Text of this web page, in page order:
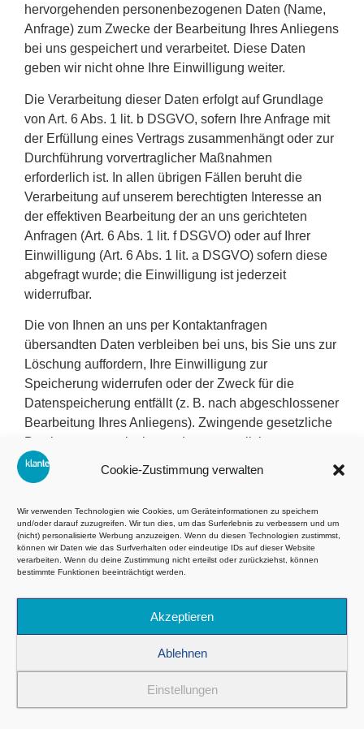
Cookie-Zustimmung verwalten
Wir verwenden Technologien wie Cookies, um Geräteinformationen zu speichern
und/oder darauf zuzugreifen. Wir tun dies, um das Surferlebnis zu verbessern und um
(nicht) personalisierte Werbung anzuzeigen. Wenn du diesen Technologien zustimmst,
können wir Daten wie das Surfverhalten oder eindeutige IDs auf dieser Website
verarbeiten. Wenn du deine Zustimmung nicht erteilst oder zurückziehst, können
bestimmte Funktionen beeinträchtigt werden.
Akzeptieren
Ablehnen
Einstellungen
hervorgehenden personenbezogenen Daten (Name,
Anfrage) zum Zwecke der Bearbeitung Ihres Anliegens
bei uns gespeichert und verarbeitet. Diese Daten
geben wir nicht ohne Ihre Einwilligung weiter.
Die Verarbeitung dieser Daten erfolgt auf Grundlage
von Art. 6 Abs. 1 lit. b DSGVO, sofern Ihre Anfrage mit
der Erfüllung eines Vertrags zusammenhängt oder zur
Durchführung vorvertraglicher Maßnahmen
erforderlich ist. In allen übrigen Fällen beruht die
Verarbeitung auf unserem berechtigten Interesse an
der effektiven Bearbeitung der an uns gerichteten
Anfragen (Art. 6 Abs. 1 lit. f DSGVO) oder auf Ihrer
Einwilligung (Art. 6 Abs. 1 lit. a DSGVO) sofern diese
abgefragt wurde; die Einwilligung ist jederzeit
widerrufbar.
Die von Ihnen an uns per Kontaktanfragen
übersandten Daten verbleiben bei uns, bis Sie uns zur
Löschung auffordern, Ihre Einwilligung zur
Speicherung widerrufen oder der Zweck für die
Datenspeicherung entfällt (z. B. nach abgeschlossener
Bearbeitung Ihres Anliegens). Zwingende gesetzliche
Bestimmungen – insbesondere gesetzliche
Aufbewahrungsfristen – bleiben unberührt.
eRecht24 Safe Sharing Tool
Die Inhalte auf dieser Website können
datenschutzkonform in sozialen Netzwerken wie
Facebook, Twitter & Co. geteilt werden. Diese Seite
eRecht24 Safe Sharing Tool
Tool stellt den direkten Kontakt zwischen den
Netzwerken und Nutzern erst dann her, wenn der
auf den Button stellt eine Einwilligung im Sinne des